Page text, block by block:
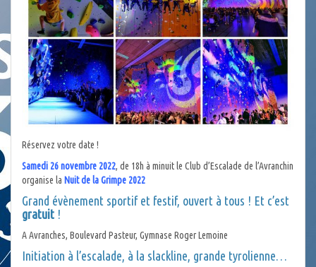
Réservez votre date !
Samedi 26 novembre 2022, de 18h à minuit le Club d’Escalade de l’Avranchin
organise la Nuit de la Grimpe 2022
Grand évènement sportif et festif, ouvert à tous ! Et c’est
gratuit !
A Avranches, Boulevard Pasteur, Gymnase Roger Lemoine
Initiation à l’escalade, à la slackline, grande tyrolienne…